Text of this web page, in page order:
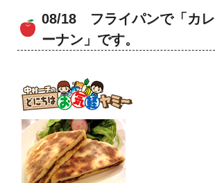
08/18 フライパンで「カレ
ーナン」です。